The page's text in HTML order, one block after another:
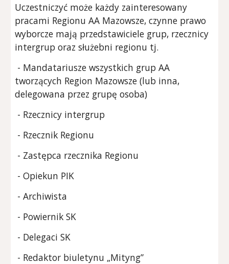
Uczestniczyć może każdy zainteresowany
pracami Regionu AA Mazowsze, czynne prawo
wyborcze mają przedstawiciele grup, rzecznicy
intergrup oraz służebni regionu tj.
- Mandatariusze wszystkich grup AA
tworzących Region Mazowsze (lub inna,
delegowana przez grupę osoba)
- Rzecznicy intergrup
- Rzecznik Regionu
- Zastępca rzecznika Regionu
- Opiekun PIK
- Archiwista
- Powiernik SK
- Delegaci SK
- Redaktor biuletynu „Mityng”